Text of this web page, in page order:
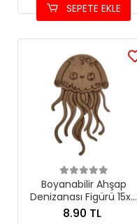
SEPETE EKLE
Boyanabilir Ahşap
Denizanası Figürü 15x8
cm
8.90 TL